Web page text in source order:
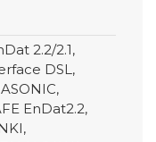
2.2/2.1,
DSL,
EnDat2.2,